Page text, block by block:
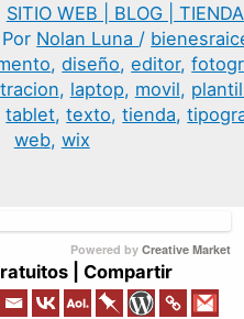
SITIO WEB | BLOG |
Nolan Luna /
,diseño,editor,
, laptop, movil,
tablet,texto,tienda,
web, wix
Powered by Creative Market
| Compartir